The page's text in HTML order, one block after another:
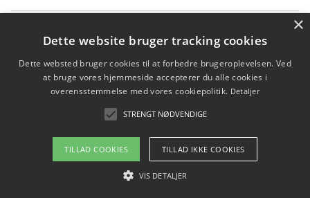
får du indgår et samarbejde
Hold et møde med en WordPress ekspert og vælg den
mest professionelle til at vedligeholde din løsning
Copyright 2026 - Pilanto Aps
Om / kontakt
×
Dette website bruger tracking cookies
Dette websted bruger cookies til at forbedre brugeroplevelsen. Ved
at bruge vores hjemmeside accepterer du alle cookies i
overensstemmelse med vores cookiepolitik. Detaljer
STRENGT NØDVENDIGE
TILLAD COOKIES TILLAD IKKE COOKIES
VIS DETALJER